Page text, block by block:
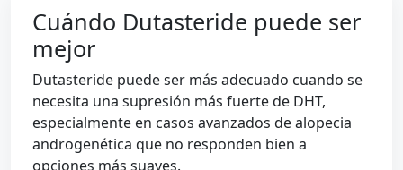
Cuándo Dutasteride puede ser
mejor
Dutasteride puede ser más adecuado cuando se
necesita una supresión más fuerte de DHT,
especialmente en casos avanzados de alopecia
androgenética que no responden bien a
opciones más suaves.